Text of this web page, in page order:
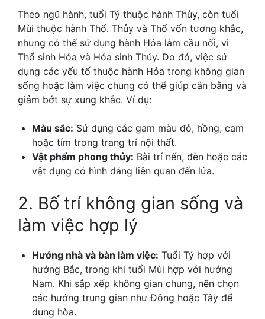
Theo ngũ hành, tuổi Tý thuộc hành Thủy, còn tuổi
Mùi thuộc hành Thổ. Thủy và Thổ vốn tương khắc,
nhưng có thể sử dụng hành Hỏa làm cầu nối, vì
Thổ sinh Hỏa và Hỏa sinh Thủy. Do đó, việc sử
dụng các yếu tố thuộc hành Hỏa trong không gian
sống hoặc làm việc chung có thể giúp cân bằng và
giảm bớt sự xung khắc. Ví dụ:
Màu sắc: Sử dụng các gam màu đỏ, hồng, cam
hoặc tím trong trang trí nội thất.
Vật phẩm phong thủy: Bài trí nến, đèn hoặc các
vật dụng có hình dáng liên quan đến lửa.
2. Bố trí không gian sống và
làm việc hợp lý
Hướng nhà và bàn làm việc: Tuổi Tý hợp với
hướng Bắc, trong khi tuổi Mùi hợp với hướng
Nam. Khi sắp xếp không gian chung, nên chọn
các hướng trung gian như Đông hoặc Tây để
dung hòa.